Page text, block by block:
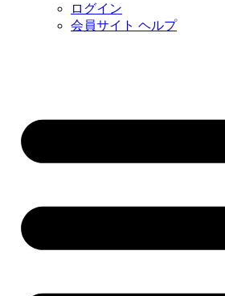
ログイン
会員サイト ヘルプ